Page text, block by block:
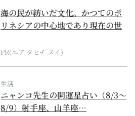
海の民が紡いだ文化。かつてのポ
リネシアの中心地であり現在の世
PR(エア タヒチ ヌイ)
生活
ニャンコ先生の開運星占い（8/3～
8/9）射手座、山羊座…